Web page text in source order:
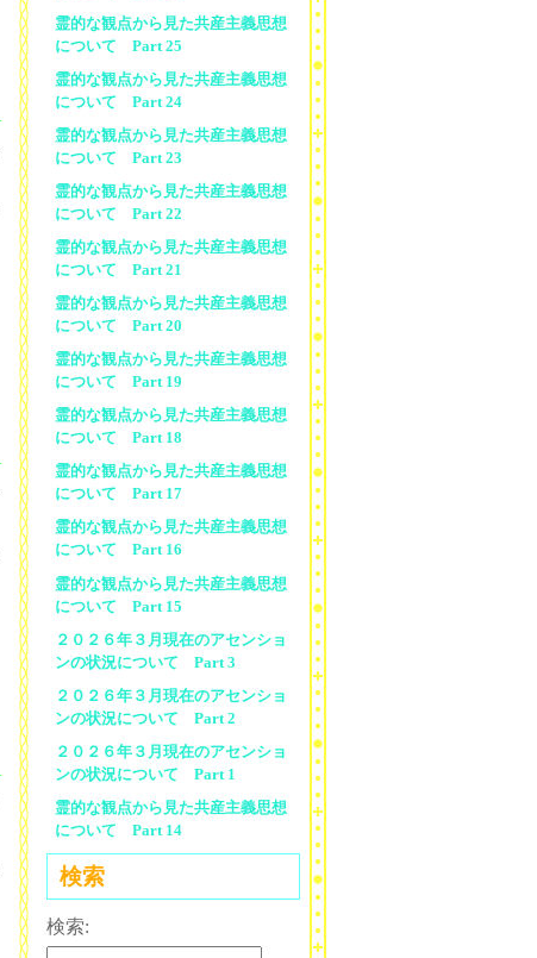
霊的な観点から見た共産主義思想
について Part 25
霊的な観点から見た共産主義思想
について Part 24
霊的な観点から見た共産主義思想
について Part 23
霊的な観点から見た共産主義思想
について Part 22
霊的な観点から見た共産主義思想
について Part 21
霊的な観点から見た共産主義思想
について Part 20
霊的な観点から見た共産主義思想
について Part 19
霊的な観点から見た共産主義思想
について Part 18
霊的な観点から見た共産主義思想
について Part 17
霊的な観点から見た共産主義思想
について Part 16
霊的な観点から見た共産主義思想
について Part 15
２０２６年３月現在のアセンショ
ンの状況について Part 3
２０２６年３月現在のアセンショ
ンの状況について Part 2
２０２６年３月現在のアセンショ
ンの状況について Part 1
霊的な観点から見た共産主義思想
について Part 14
検索
検索: